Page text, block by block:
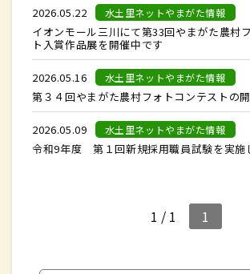
2026.05.22 水土里ネットやまがた情報
イオンモール三川にて第33回やまがた農村
ト入賞作品展を開催中です
2026.05.16 水土里ネットやまがた情報
第３４回やまがた農村フォトコンテストの
2026.05.09 水土里ネットやまがた情報
令和9年度 第１回新規採用職員試験を実施
1 / 1 1